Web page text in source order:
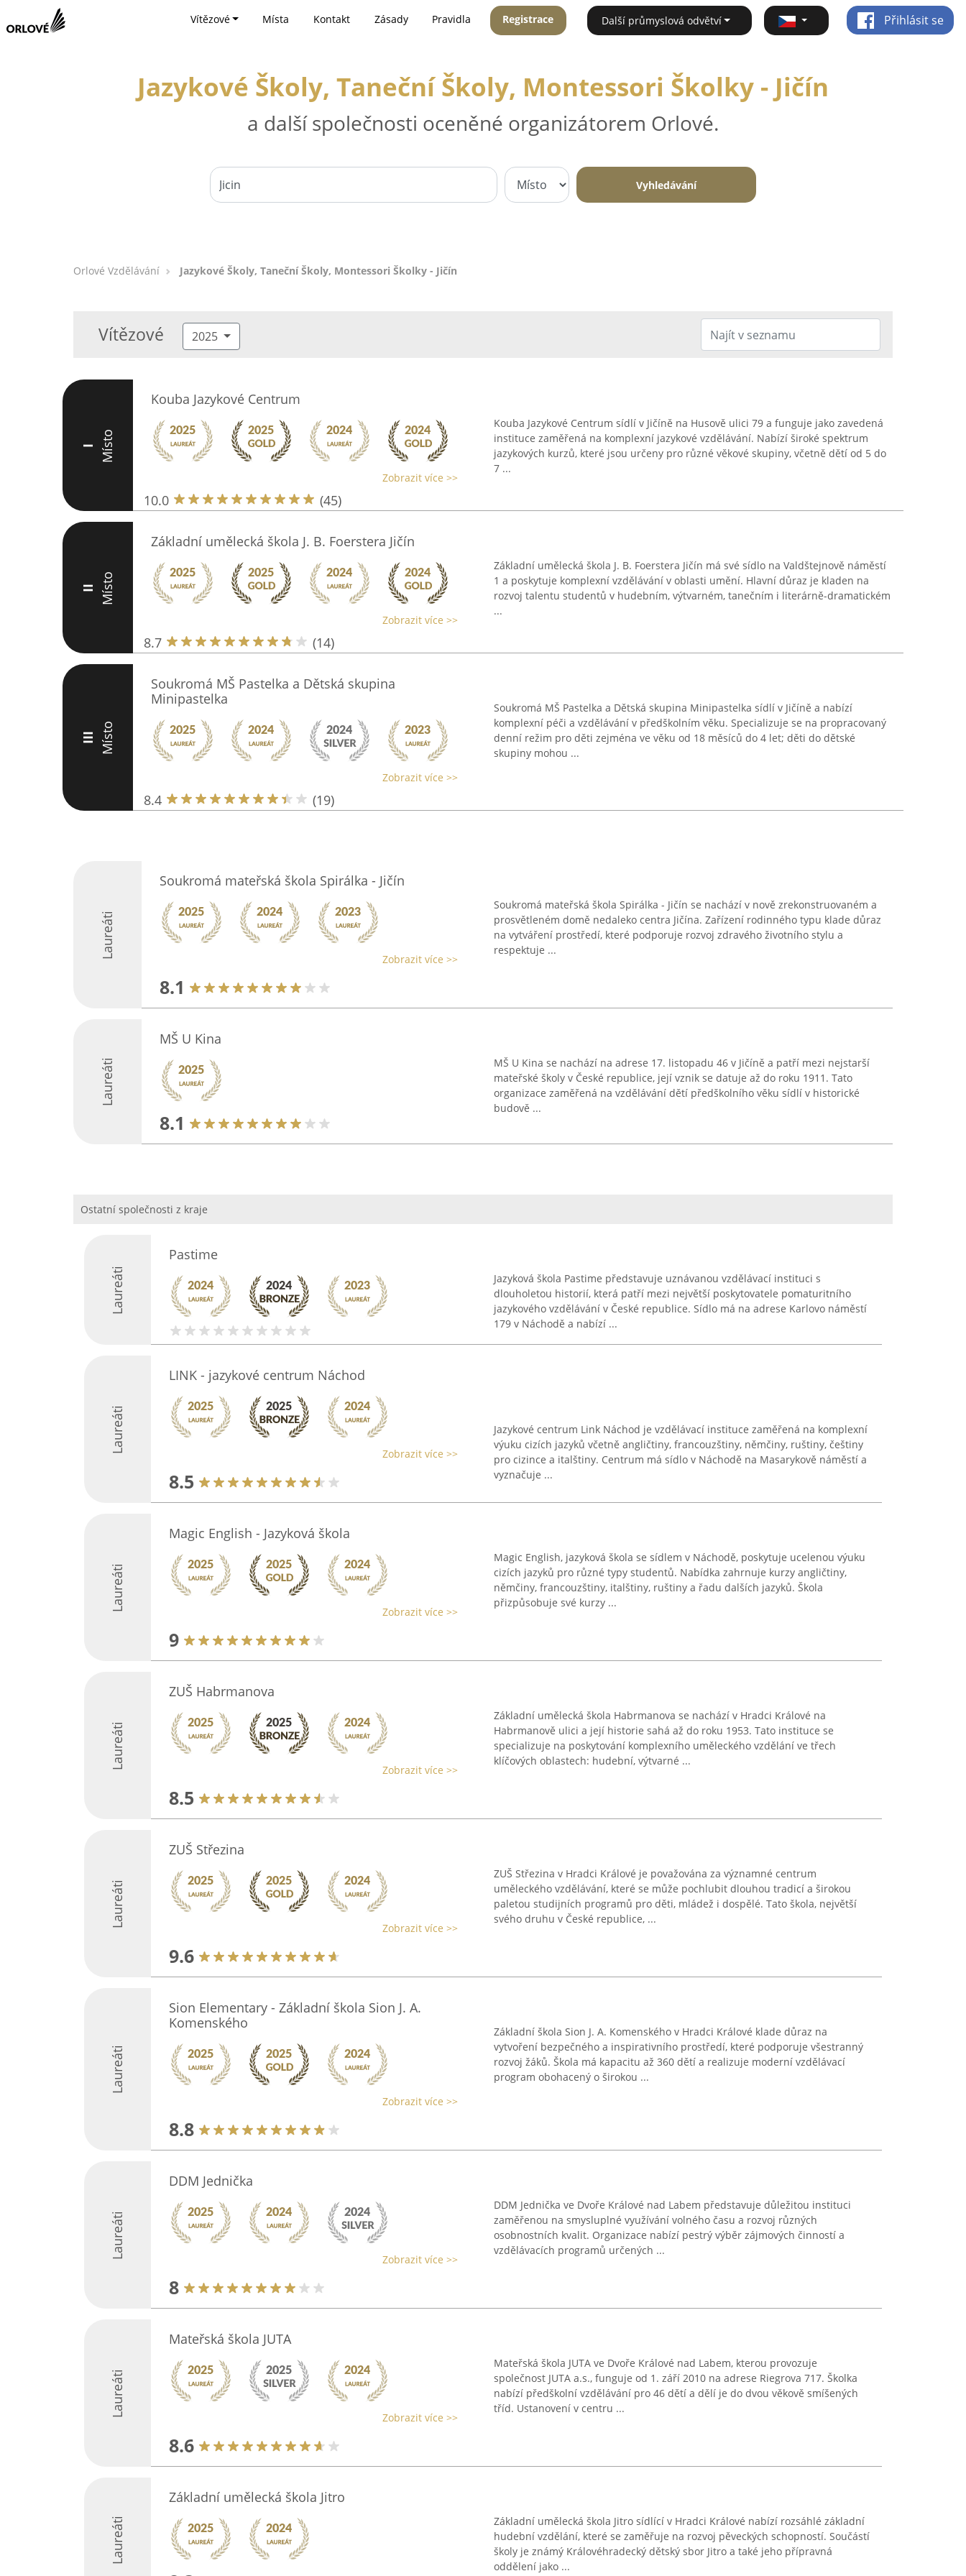
Vítězové Místa Kontakt Zásady Pravidla Registrace Další průmyslová odvětví Přihlásit se
Jazykové Školy, Taneční Školy, Montessori Školky - Jičín
a další společnosti oceněné organizátorem Orlové.
Vyhledávání
Orlové Vzdělávání Jazykové Školy, Taneční Školy, Montessori Školky - Jičín
Vítězové 2025
I Místo
Kouba Jazykové Centrum
Zobrazit více >>
10.0 (45)
Kouba Jazykové Centrum sídlí v Jičíně na Husově ulici 79 a funguje jako zavedená
instituce zaměřená na komplexní jazykové vzdělávání. Nabízí široké spektrum
jazykových kurzů, které jsou určeny pro různé věkové skupiny, včetně dětí od 5 do
7 ...
II Místo
Základní umělecká škola J. B. Foerstera Jičín
Zobrazit více >>
8.7 (14)
Základní umělecká škola J. B. Foerstera Jičín má své sídlo na Valdštejnově náměstí
1 a poskytuje komplexní vzdělávání v oblasti umění. Hlavní důraz je kladen na
rozvoj talentu studentů v hudebním, výtvarném, tanečním i literárně-dramatickém
...
III Místo
Soukromá MŠ Pastelka a Dětská skupina
Minipastelka
Zobrazit více >>
8.4 (19)
Soukromá MŠ Pastelka a Dětská skupina Minipastelka sídlí v Jičíně a nabízí
komplexní péči a vzdělávání v předškolním věku. Specializuje se na propracovaný
denní režim pro děti zejména ve věku od 18 měsíců do 4 let; děti do dětské
skupiny mohou ...
Laureáti
Soukromá mateřská škola Spirálka - Jičín
Zobrazit více >>
8.1
Soukromá mateřská škola Spirálka - Jičín se nachází v nově zrekonstruovaném a
prosvětleném domě nedaleko centra Jičína. Zařízení rodinného typu klade důraz
na vytváření prostředí, které podporuje rozvoj zdravého životního stylu a
respektuje ...
Laureáti
MŠ U Kina
8.1
MŠ U Kina se nachází na adrese 17. listopadu 46 v Jičíně a patří mezi nejstarší
mateřské školy v České republice, její vznik se datuje až do roku 1911. Tato
organizace zaměřená na vzdělávání dětí předškolního věku sídlí v historické
budově ...
Ostatní společnosti z kraje
Laureáti
Pastime
Jazyková škola Pastime představuje uznávanou vzdělávací instituci s
dlouholetou historií, která patří mezi největší poskytovatele pomaturitního
jazykového vzdělávání v České republice. Sídlo má na adrese Karlovo náměstí
179 v Náchodě a nabízí ...
Laureáti
LINK - jazykové centrum Náchod
Zobrazit více >>
8.5
Jazykové centrum Link Náchod je vzdělávací instituce zaměřená na komplexní
výuku cizích jazyků včetně angličtiny, francouzštiny, němčiny, ruštiny, češtiny
pro cizince a italštiny. Centrum má sídlo v Náchodě na Masarykově náměstí a
vyznačuje ...
Laureáti
Magic English - Jazyková škola
Zobrazit více >>
9
Magic English, jazyková škola se sídlem v Náchodě, poskytuje ucelenou výuku
cizích jazyků pro různé typy studentů. Nabídka zahrnuje kurzy angličtiny,
němčiny, francouzštiny, italštiny, ruštiny a řadu dalších jazyků. Škola
přizpůsobuje své kurzy ...
Laureáti
ZUŠ Habrmanova
Zobrazit více >>
8.5
Základní umělecká škola Habrmanova se nachází v Hradci Králové na
Habrmanově ulici a její historie sahá až do roku 1953. Tato instituce se
specializuje na poskytování komplexního uměleckého vzdělání ve třech
klíčových oblastech: hudební, výtvarné ...
Laureáti
ZUŠ Střezina
Zobrazit více >>
9.6
ZUŠ Střezina v Hradci Králové je považována za významné centrum
uměleckého vzdělávání, které se může pochlubit dlouhou tradicí a širokou
paletou studijních programů pro děti, mládež i dospělé. Tato škola, největší
svého druhu v České republice, ...
Laureáti
Sion Elementary - Základní škola Sion J. A.
Komenského
Zobrazit více >>
8.8
Základní škola Sion J. A. Komenského v Hradci Králové klade důraz na
vytvoření bezpečného a inspirativního prostředí, které podporuje všestranný
rozvoj žáků. Škola má kapacitu až 360 dětí a realizuje moderní vzdělávací
program obohacený o širokou ...
Laureáti
DDM Jednička
Zobrazit více >>
8
DDM Jednička ve Dvoře Králové nad Labem představuje důležitou instituci
zaměřenou na smysluplné využívání volného času a rozvoj různých
osobnostních kvalit. Organizace nabízí pestrý výběr zájmových činností a
vzdělávacích programů určených ...
Laureáti
Mateřská škola JUTA
Zobrazit více >>
8.6
Mateřská škola JUTA ve Dvoře Králové nad Labem, kterou provozuje
společnost JUTA a.s., funguje od 1. září 2010 na adrese Riegrova 717. Školka
nabízí předškolní vzdělávání pro 46 dětí a dělí je do dvou věkově smíšených
tříd. Ustanovení v centru ...
Laureáti
Základní umělecká škola Jitro
Základní umělecká škola Jitro sídlící v Hradci Králové nabízí rozsáhlé základní
hudební vzdělání, které se zaměřuje na rozvoj pěveckých schopností. Součástí
školy je známý Královéhradecký dětský sbor Jitro a také jeho přípravná
oddělení jako ...